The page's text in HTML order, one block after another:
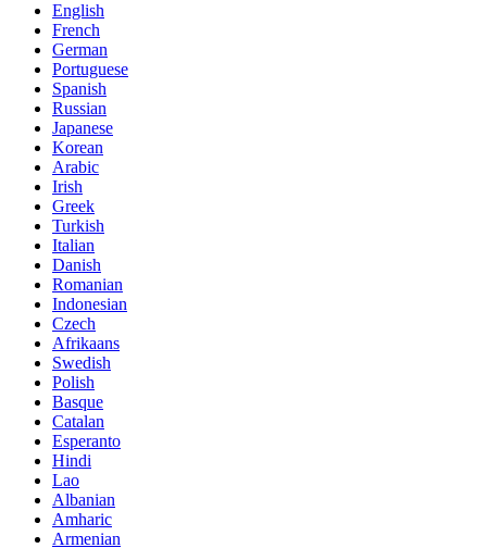
English
French
German
Portuguese
Spanish
Russian
Japanese
Korean
Arabic
Irish
Greek
Turkish
Italian
Danish
Romanian
Indonesian
Czech
Afrikaans
Swedish
Polish
Basque
Catalan
Esperanto
Hindi
Lao
Albanian
Amharic
Armenian